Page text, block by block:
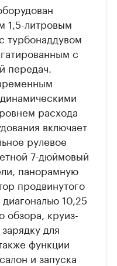
1,5-литровым
турбонаддувом
с
передач.
расхода
включает
рулевое
7-дюймовый
панорамную
продвинутого
10,25
обзора, круиз-
для
функции
и запуска